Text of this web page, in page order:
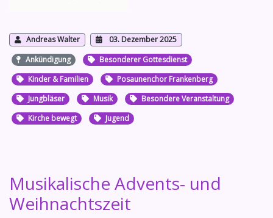
Andreas Walter
03. Dezember 2025
Ankündigung
Besonderer Gottesdienst
Kinder & Familien
Posaunenchor Frankenberg
Jungbläser
Musik
Besondere Veranstaltung
Kirche bewegt
Jugend
Musikalische Advents- und
Weihnachtszeit